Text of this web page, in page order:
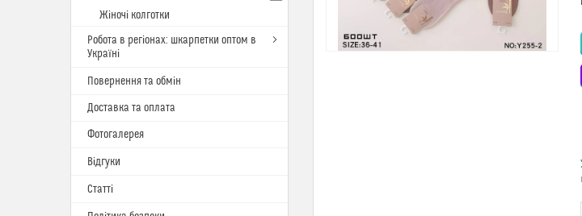
Жіночі колготки
Робота в регіонах: шкарпетки оптом в
Україні
Повернення та обмін
Доставка та оплата
Фотогалерея
Відгуки
Статті